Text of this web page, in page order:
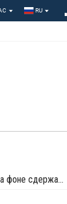
RU
Цены на пропилен в Азии упали на фоне сдержанной закупочной активности